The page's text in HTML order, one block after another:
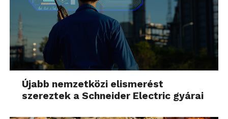
Újabb nemzetközi elismerést
szereztek a Schneider Electric gyárai